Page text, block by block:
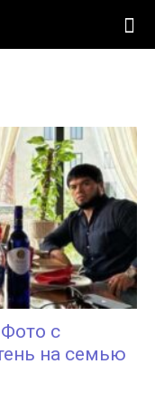
с
на семью